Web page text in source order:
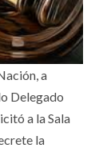
a
Delegado
a la Sala
la